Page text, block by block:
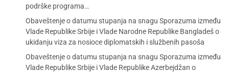
podrške programa…
Obaveštenje o datumu stupanja na snagu Sporazuma između
Vlade Republike Srbije i Vlade Narodne Republike Bangladeš o
ukidanju viza za nosioce diplomatskih i službenih pasoša
Obaveštenje o datumu stupanja na snagu Sporazuma između
Vlade Republike Srbije i Vlade Republike Azerbejdžan o